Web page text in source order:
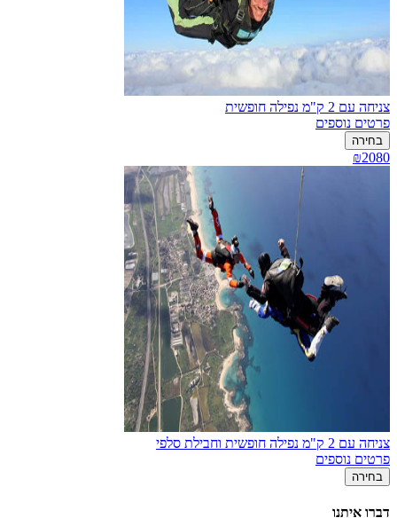
צניחה עם 2 ק"מ נפילה חופשית
פרטים נוספים
בחירה
₪2080
צניחה עם 2 ק"מ נפילה חופשית וחבילת סלפי
פרטים נוספים
בחירה
דברו איתנו